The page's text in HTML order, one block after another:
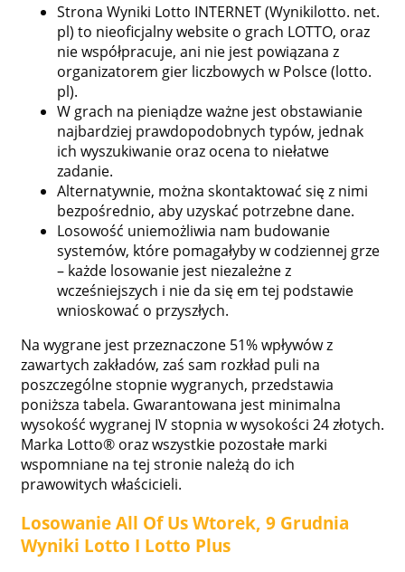
Strona Wyniki Lotto INTERNET (Wynikilotto. net.
pl) to nieoficjalny website o grach LOTTO, oraz
nie współpracuje, ani nie jest powiązana z
organizatorem gier liczbowych w Polsce (lotto.
pl).
W grach na pieniądze ważne jest obstawianie
najbardziej prawdopodobnych typów, jednak
ich wyszukiwanie oraz ocena to niełatwe
zadanie.
Alternatywnie, można skontaktować się z nimi
bezpośrednio, aby uzyskać potrzebne dane.
Losowość uniemożliwia nam budowanie
systemów, które pomagałyby w codziennej grze
– każde losowanie jest niezależne z
wcześniejszych i nie da się em tej podstawie
wnioskować o przyszłych.
Na wygrane jest przeznaczone 51% wpływów z
zawartych zakładów, zaś sam rozkład puli na
poszczególne stopnie wygranych, przedstawia
poniższa tabela. Gwarantowana jest minimalna
wysokość wygranej IV stopnia w wysokości 24 złotych.
Marka Lotto® oraz wszystkie pozostałe marki
wspomniane na tej stronie należą do ich
prawowitych właścicieli.
Losowanie All Of Us Wtorek, 9 Grudnia
Wyniki Lotto I Lotto Plus